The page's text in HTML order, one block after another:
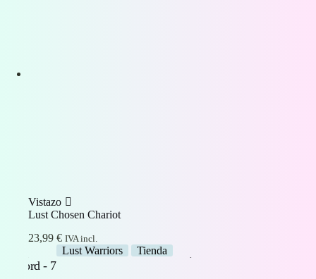
Vistazo
Lust Chosen Chariot
23,99 € IVA incl.
Lust Warriors Tienda